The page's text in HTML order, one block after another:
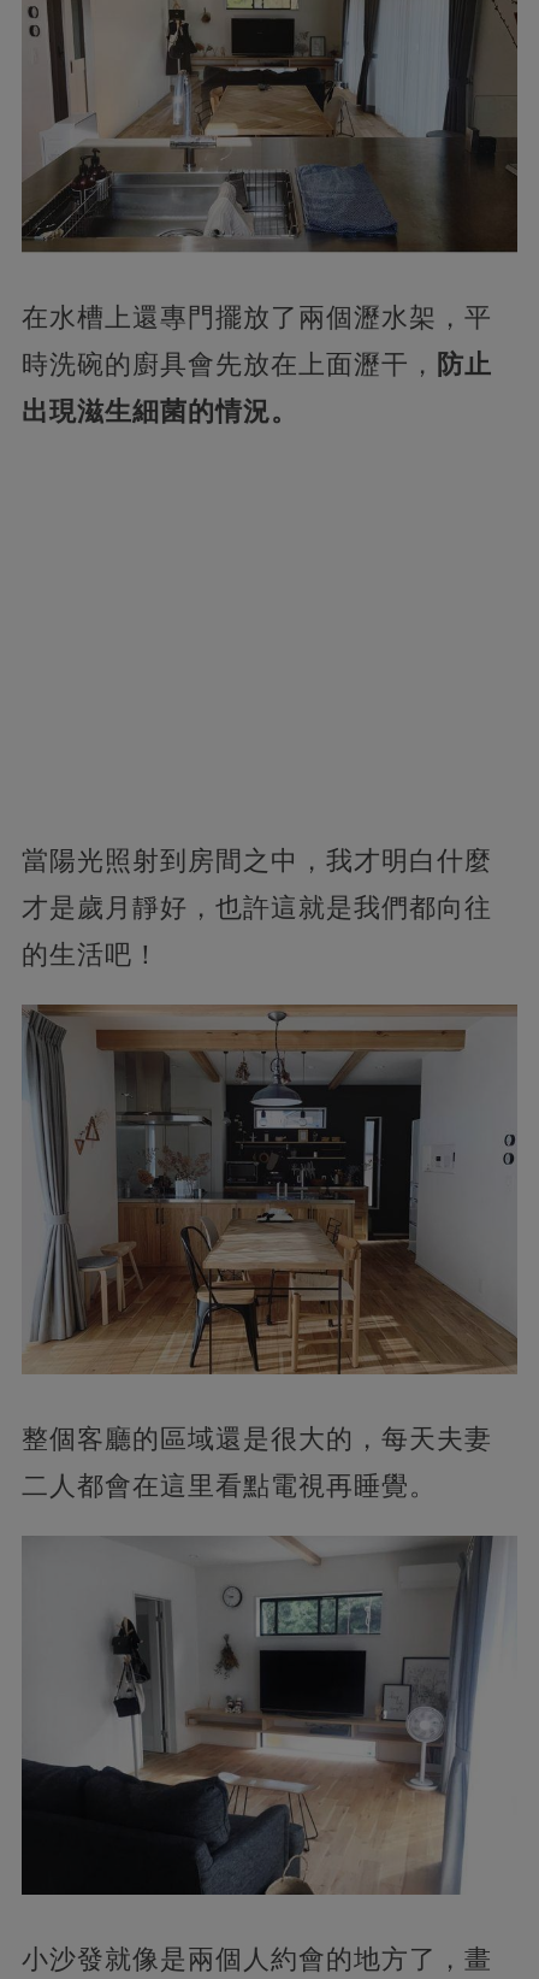
在水槽上還專門擺放了兩個瀝水架，平
時洗碗的廚具會先放在上面瀝干， 防止
出現滋生細菌的情況。
當陽光照射到房間之中，我才明白什麼
才是歲月靜好，也許這就是我們都向往
的生活吧！
整個客廳的區域還是很大的，每天夫妻
二人都會在這里看點電視再睡覺。
小沙發就像是兩個人約會的地方了，畫